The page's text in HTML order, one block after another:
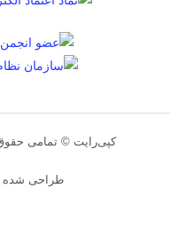
کپی‌رایت © تمامی
طراحی